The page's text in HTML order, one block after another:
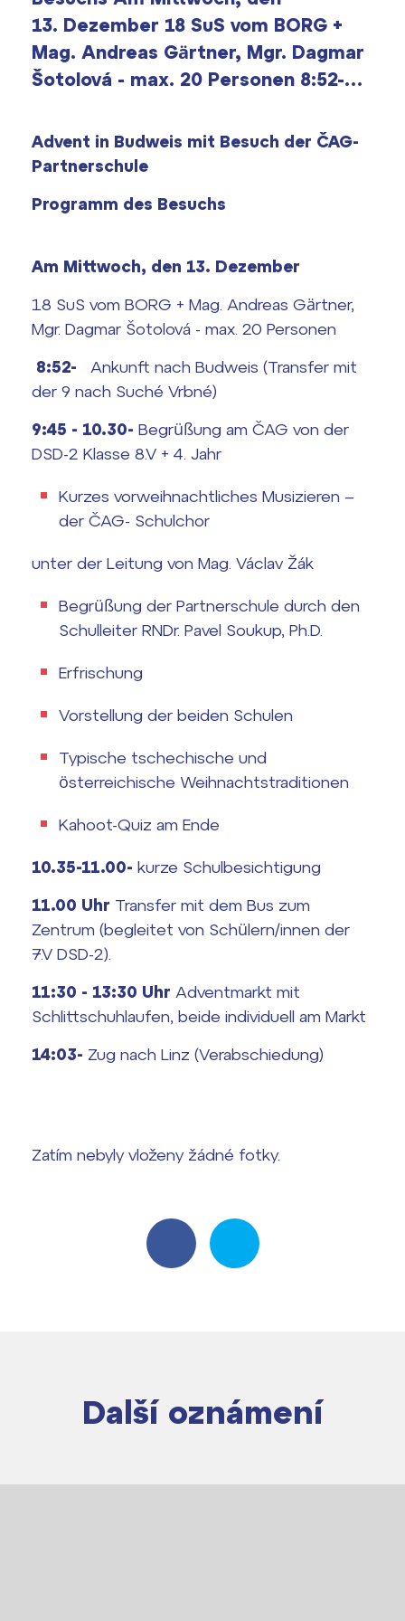
Výsledky 1. kola přijímacího řízení
2026/2027
Maturitní zkoušky
FOCUSing
Zahraniční stipendia
ČAG studentský
Maturitní témata
Harmonogram školního roku
Termíny maturit
Bakaláři
Office 365
13. Dezember 18 SuS vom BORG +
Mag. Andreas Gärtner, Mgr. Dagmar
Šotolová - max. 20 Personen 8:52-…
Advent in Budweis mit Besuch der ČAG-
Partnerschule
Programm des Besuchs
Am Mittwoch, den 13. Dezember
18 SuS vom BORG + Mag. Andreas Gärtner,
Mgr. Dagmar Šotolová - max. 20 Personen
8:52- Ankunft nach Budweis (Transfer mit
der 9 nach Suché Vrbné)
9:45 - 10.30- Begrüßung am ČAG von der
DSD-2 Klasse 8.V + 4. Jahr
Kurzes vorweihnachtliches Musizieren –
der ČAG- Schulchor
unter der Leitung von Mag. Václav Žák
Begrüßung der Partnerschule durch den
Schulleiter RNDr. Pavel Soukup, Ph.D.
Erfrischung
Vorstellung der beiden Schulen
Typische tschechische und
österreichische Weihnachtstraditionen
Kahoot-Quiz am Ende
10.35-11.00- kurze Schulbesichtigung
11.00 Uhr Transfer mit dem Bus zum
Zentrum (begleitet von Schülern/innen der
7.V DSD-2).
11:30 - 13:30 Uhr Adventmarkt mit
Schlittschuhlaufen, beide individuell am Markt
14:03- Zug nach Linz (Verabschiedung)
Zatím nebyly vloženy žádné fotky.
Další oznámení